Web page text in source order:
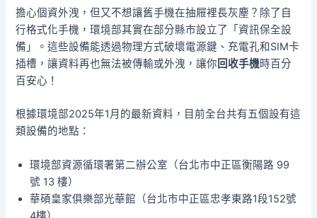
擔心個資外洩，但又不想讓舊手機在抽屜裡長灰塵？除了自
行格式化手機，環境部其實在部分縣市設立了「資訊保全設
備」。這些設備能透過物理方式破壞電源鍵、充電孔和SIM卡
插槽，讓資料再也無法被傳輸或外洩，讓你 回收手機時百分
百安心！
根據環境部2025年1月的最新資料，目前全台共有五個設有這
類設備的地點：
環境部資源循環署第二辦公室（台北市中正區衡陽路 99
號 13 樓）
華碩皇家俱樂部光華館（台北市中正區忠孝東路1段152號